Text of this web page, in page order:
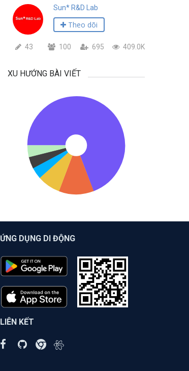
Sun* R&D Lab
Theo dõi
43 100 695 409.0K
XU HƯỚNG BÀI VIẾT
ỨNG DỤNG DI ĐỘNG
LIÊN KẾT